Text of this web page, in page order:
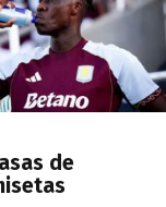
de